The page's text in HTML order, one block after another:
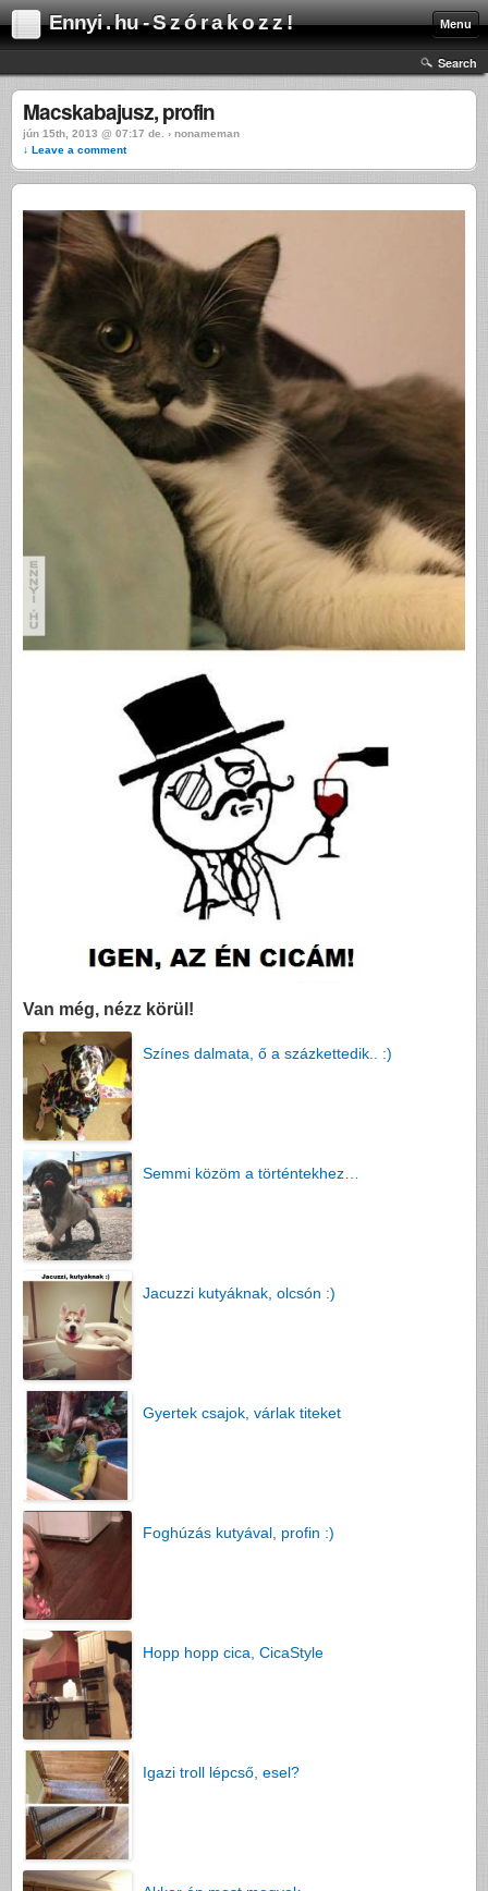
Ennyi . hu - S z ó r a k o z z ! Menu
Search
Macskabajusz, profin
jún 15th, 2013 @ 07:17 de. › nonameman
↓ Leave a comment
Van még, nézz körül!
Színes dalmata, ő a százkettedik.. :)
Semmi közöm a történtekhez…
Jacuzzi kutyáknak, olcsón :)
Gyertek csajok, várlak titeket
Foghúzás kutyával, profin :)
Hopp hopp cica, CicaStyle
Igazi troll lépcső, esel?